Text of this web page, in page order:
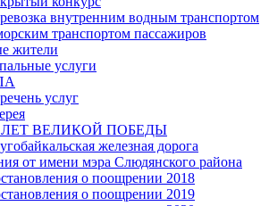
внутренним водным транспортом
транспортом пассажиров
жители
услуги
услуг
ЛЕТ ВЕЛИКОЙ ПОБЕДЫ
железная дорога
от имени мэра Слюдянского района
о поощрении 2018
о поощрении 2019